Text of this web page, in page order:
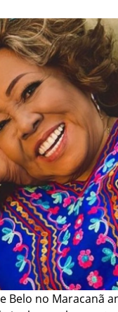
Belo no Maracanã